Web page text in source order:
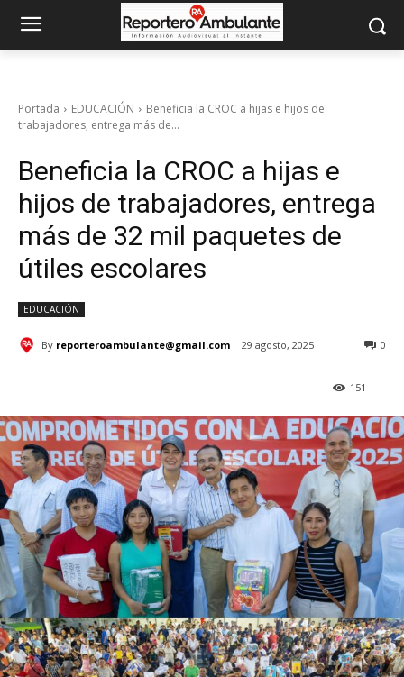
Portada EDUCACIÓN
Beneficia la CROC a hijas e hijos de
trabajadores, entrega más de...
Beneficia la CROC a hijas e
hijos de trabajadores, entrega
más de 32 mil paquetes de
útiles escolares
EDUCACIÓN
By reporteroambulante@gmail.com 29 agosto, 2025 0
151